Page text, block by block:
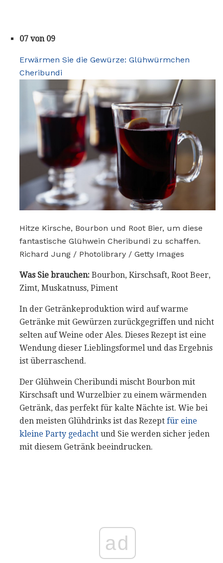
07 von 09
Erwärmen Sie die Gewürze: Glühwürmchen
Cheribundi
Hitze Kirsche, Bourbon und Root Bier, um diese
fantastische Glühwein Cheribundi zu schaffen.
Richard Jung / Photolibrary / Getty Images
Was Sie brauchen: Bourbon, Kirschsaft, Root Beer,
Zimt, Muskatnuss, Piment
In der Getränkeproduktion wird auf warme
Getränke mit Gewürzen zurückgegriffen und nicht
selten auf Weine oder Ales. Dieses Rezept ist eine
Wendung dieser Lieblingsformel und das Ergebnis
ist überraschend.
Der Glühwein Cheribundi mischt Bourbon mit
Kirschsaft und Wurzelbier zu einem wärmenden
Getränk, das perfekt für kalte Nächte ist. Wie bei
den meisten Glühdrinks ist das Rezept für eine
kleine Party gedacht und Sie werden sicher jeden
mit diesem Getränk beeindrucken.
ad